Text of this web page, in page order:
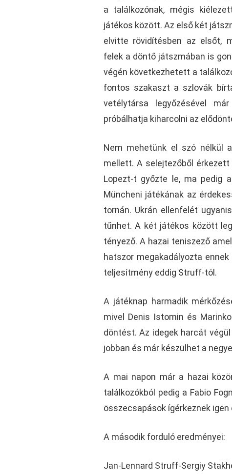
a találkozónak, mégis
játékos között. Az első két
elvitte rövidítésben az elsőt,
felek a döntő játszmában is
végén következhetett a
fontos szakaszt a szlovák
vetélytársa legyőzésével
próbálhatja kiharcolni az
Nem mehetünk el szó nélkül
mellett. A selejtezőből
Lopezt-t győzte le, ma pedig
Müncheni játékának az
tornán. Ukrán ellenfelét
tűnhet. A két játékos között
tényező. A hazai teniszező
hatszor megakadályozta
teljesítmény eddig Struff-tól.
A játéknap harmadik
mivel Denis Istomin és
döntést. Az idegek harcát
jobban és már készülhet a
A mai napon már a hazai
találkozókból pedig a Fabio
összecsapások ígérkeznek igen
A második forduló eredményei:
Jan-Lennard Struff-Sergiy